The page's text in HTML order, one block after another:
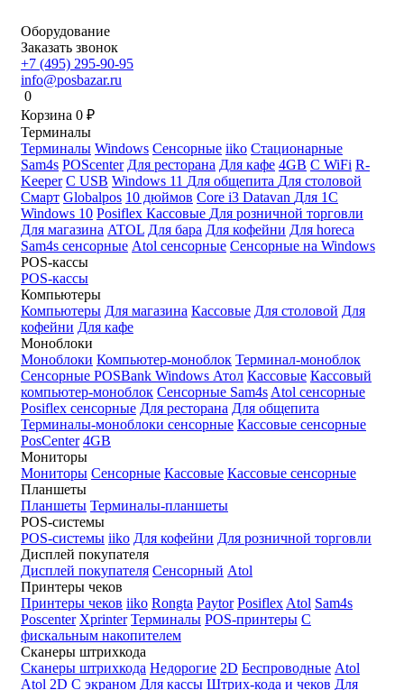
Оборудование
Заказать звонок
+7 (495) 295-90-95
info@posbazar.ru
0
Корзина 0 ₽
Терминалы
Терминалы Windows Сенсорные iiko Стационарные
Sam4s POScenter Для ресторана Для кафе 4GB С WiFi R-
Keeper С USB Windows 11 Для общепита Для столовой
Смарт Globalpos 10 дюймов Core i3 Datavan Для 1С
Windows 10 Posiflex Кассовые Для розничной торговли
Для магазина ATOL Для бара Для кофейни Для horeca
Sam4s сенсорные Atol сенсорные Сенсорные на Windows
POS-кассы
POS-кассы
Компьютеры
Компьютеры Для магазина Кассовые Для столовой Для
кофейни Для кафе
Моноблоки
Моноблоки Компьютер-моноблок Терминал-моноблок
Сенсорные POSBank Windows Атол Кассовые Кассовый
компьютер-моноблок Сенсорные Sam4s Atol сенсорные
Posiflex сенсорные Для ресторана Для общепита
Терминалы-моноблоки сенсорные Кассовые сенсорные
PosCenter 4GB
Мониторы
Мониторы Сенсорные Кассовые Кассовые сенсорные
Планшеты
Планшеты Терминалы-планшеты
POS-системы
POS-системы iiko Для кофейни Для розничной торговли
Дисплей покупателя
Дисплей покупателя Сенсорный Atol
Принтеры чеков
Принтеры чеков iiko Rongta Paytor Posiflex Atol Sam4s
Poscenter Xprinter Терминалы POS-принтеры С
фискальным накопителем
Сканеры штрихкода
Сканеры штрихкода Недорогие 2D Беспроводные Atol
Atol 2D С экраном Для кассы Штрих-кода и чеков Для